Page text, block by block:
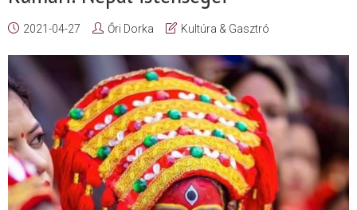
2021-04-27 Őri Dorka Kultúra & Gasztró